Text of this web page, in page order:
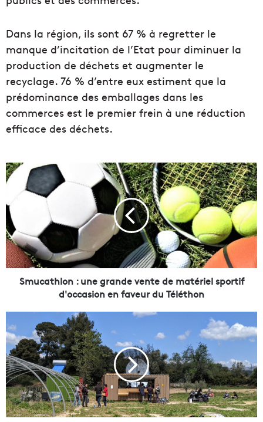
Dans la région, ils sont 67 % à regretter le
manque d’incitation de l’Etat pour diminuer la
production de déchets et augmenter le
recyclage. 76 % d’entre eux estiment que la
prédominance des emballages dans les
commerces est le premier frein à une réduction
efficace des déchets.
Smucathlon
:
une
grande
vente
de
matériel
sportif
d'occasion
Téléthon
Smucathlon : une grande vente de matériel sportif
d'occasion en faveur du Téléthon
restaurant
solaire
Le
Présage
lance
une
levée
de